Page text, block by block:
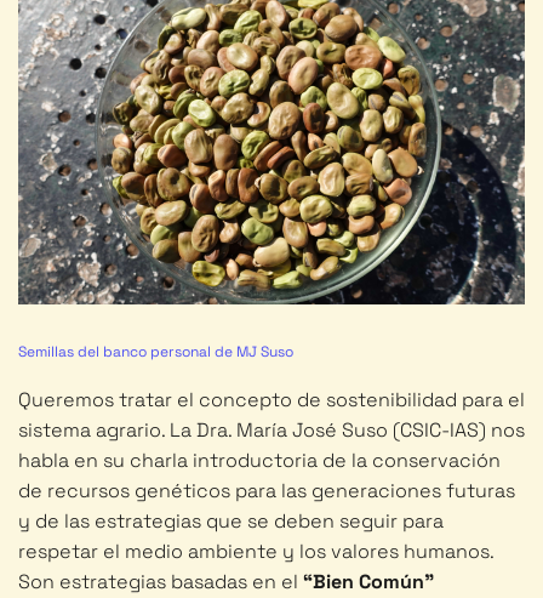
Semillas del banco personal de MJ Suso
Queremos tratar el concepto de sostenibilidad para el
sistema agrario. La Dra. María José Suso (CSIC-IAS) nos
habla en su charla introductoria de la conservación
de recursos genéticos para las generaciones futuras
y de las estrategias que se deben seguir para
respetar el medio ambiente y los valores humanos.
Son estrategias basadas en el “Bien Común”